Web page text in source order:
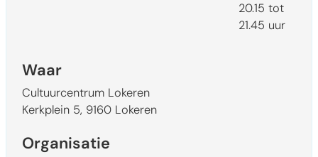
20.15 tot
21.45 uur
Waar
Cultuurcentrum Lokeren
Kerkplein 5, 9160 Lokeren
Organisatie